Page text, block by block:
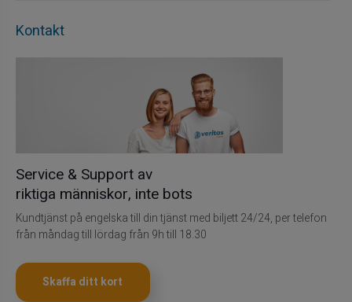
Kontakt
Service & Support av
riktiga människor, inte bots
Kundtjänst på engelska till din tjänst med biljett 24/24, per telefon
från måndag till lördag från 9h till 18.30
Skaffa ditt kort